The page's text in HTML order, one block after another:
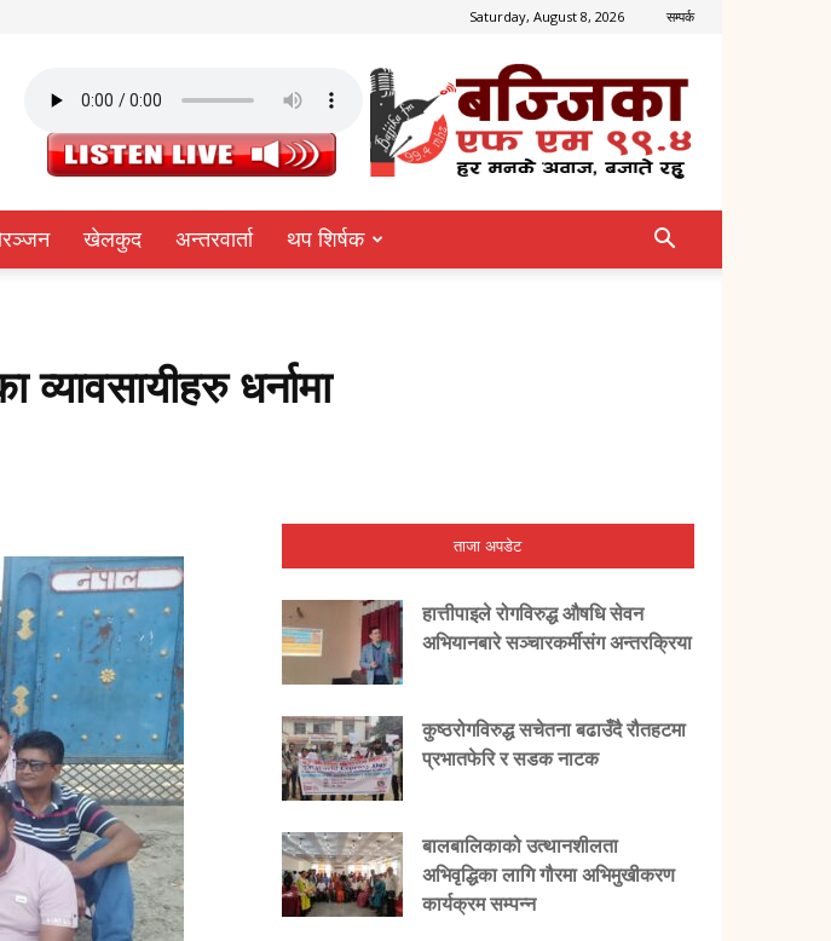
Saturday, August 8, 2026 सम्पर्क
खेलकुद अन्तरवार्ता थप शिर्षक
धर्नामा
ताजा अपडेट
हात्तीपाइले रोगविरुद्ध औषधि सेवन
अभियानबारे सञ्चारकर्मीसंग अन्तरक्रिया
कुष्ठरोगविरुद्ध सचेतना बढाउँदै रौतहटमा
प्रभातफेरि र सडक नाटक
बालबालिकाको उत्थानशीलता
अभिवृद्धिका लागि गौरमा अभिमुखीकरण
कार्यक्रम सम्पन्न